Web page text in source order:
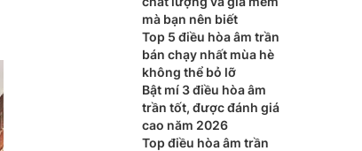
mà bạn nên biết
Top 5 điều hòa âm trần
bán chạy nhất mùa hè
không thể bỏ lỡ
Bật mí 3 điều hòa âm
trần tốt, được đánh giá
cao năm 2026
Top điều hòa âm trần